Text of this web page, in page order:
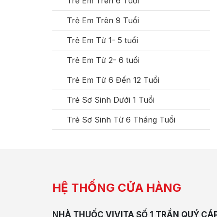
Trẻ Em Trên 9 Tuổi
Trẻ Em Từ 1- 5 tuổi
Trẻ Em Từ 2- 6 tuổi
Trẻ Em Từ 6 Đến 12 Tuổi
Trẻ Sơ Sinh Dưới 1 Tuổi
Trẻ Sơ Sinh Từ 6 Tháng Tuổi
HỆ THỐNG CỬA HÀNG
NHÀ THUỐC VIVITA SỐ 1 TRẦN QUÝ